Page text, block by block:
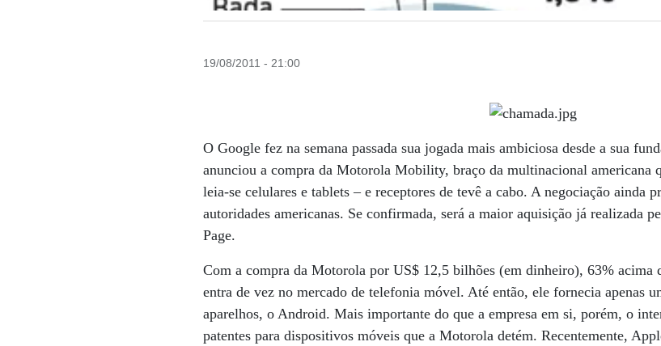
19/08/2011 - 21:00
O Google fez na semana passada sua jogada mais ambiciosa desde a sua
anunciou a compra da Motorola Mobility, braço da multinacional americana
leia-se celulares e tablets – e receptores de tevê a cabo. A negociação ainda
autoridades americanas. Se confirmada, será a maior aquisição já realizada
Page.
Com a compra da Motorola por US$ 12,5 bilhões (em dinheiro), 63% acima
entra de vez no mercado de telefonia móvel. Até então, ele fornecia apenas
aparelhos, o Android. Mais importante do que a empresa em si, porém, o
patentes para dispositivos móveis que a Motorola detém. Recentemente,